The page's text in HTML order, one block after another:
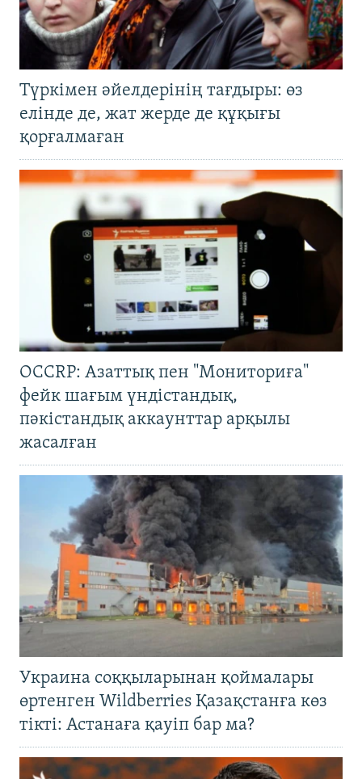
Түркімен әйелдерінің тағдыры: өз
елінде де, жат жерде де құқығы
қорғалмаған
OCCRP: Азаттық пен "Мониториға"
фейк шағым үндістандық,
пәкістандық аккаунттар арқылы
жасалған
Украина соққыларынан қоймалары
өртенген Wildberries Қазақстанға көз
тікті: Астанаға қауіп бар ма?